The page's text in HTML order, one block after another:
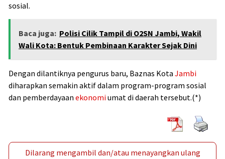
sosial.
Baca juga: Polisi Cilik Tampil di O2SN Jambi, Wakil
Wali Kota: Bentuk Pembinaan Karakter Sejak Dini
Dengan dilantiknya pengurus baru, Baznas Kota Jambi
diharapkan semakin aktif dalam program-program sosial
dan pemberdayaan ekonomiumat di daerah tersebut.(*)
Dilarang mengambil dan/atau menayangkan ulang